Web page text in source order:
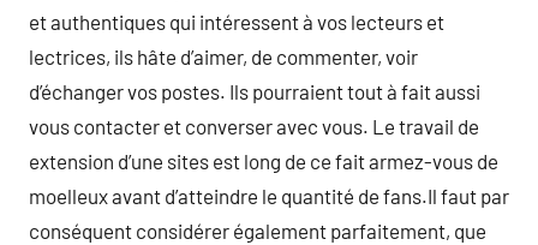
et authentiques qui intéressent à vos lecteurs et
lectrices, ils hâte d’aimer, de commenter, voir
d’échanger vos postes. Ils pourraient tout à fait aussi
vous contacter et converser avec vous. Le travail de
extension d’une sites est long de ce fait armez-vous de
moelleux avant d’atteindre le quantité de fans.Il faut par
conséquent considérer également parfaitement, que